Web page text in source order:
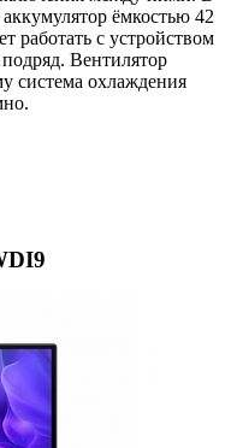
ёмкостью 42
работать с устройством
Вентилятор
система охлаждения